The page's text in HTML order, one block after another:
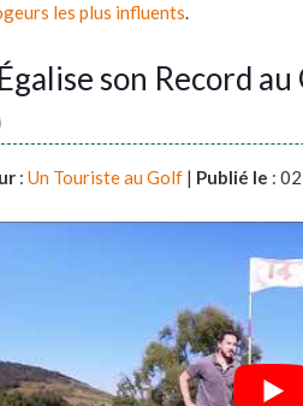
les plus influents.
son Record
: Un Touriste au Golf | Publié le :